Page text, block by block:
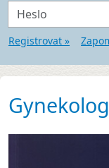
Heslo
Registrovat »